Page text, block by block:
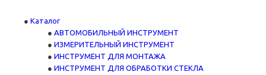
Каталог
АВТОМОБИЛЬНЫЙ ИНСТРУМЕНТ
ИЗМЕРИТЕЛЬНЫЙ ИНСТРУМЕНТ
ИНСТРУМЕНТ ДЛЯ МОНТАЖА
ИНСТРУМЕНТ ДЛЯ ОБРАБОТКИ СТЕКЛА